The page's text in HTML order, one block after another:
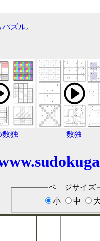
パズル。
数独 数独
ページサイズ
小
中